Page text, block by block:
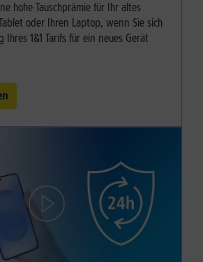
hohe Tauschprämie für Ihr altes
oder Ihren Laptop, wenn Sie sich
Ihres 1&1 Tarifs für ein neues Gerät